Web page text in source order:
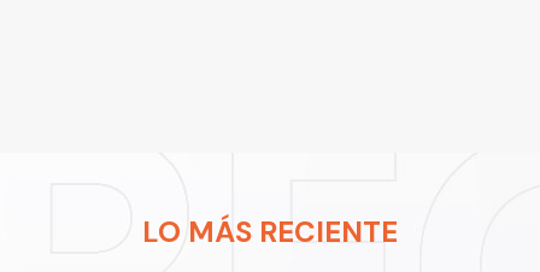
LO MÁS RECIENTE